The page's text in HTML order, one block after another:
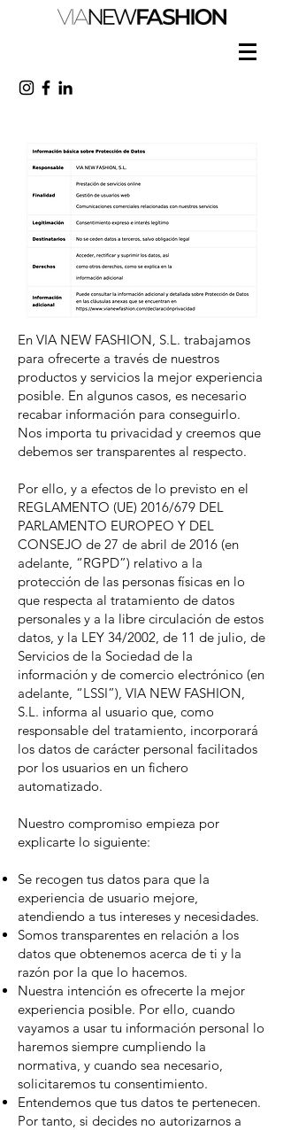
privacida
En VIA NEW FASHION, S.L. trabajamos
para ofrecerte a través de nuestros
productos y servicios la mejor experiencia
posible. En algunos casos, es necesario
recabar información para conseguirlo.
Nos importa tu privacidad y creemos que
debemos ser transparentes al respecto.
Por ello, y a efectos de lo previsto en el
REGLAMENTO (UE) 2016/679 DEL
PARLAMENTO EUROPEO Y DEL
CONSEJO de 27 de abril de 2016 (en
adelante, “RGPD”) relativo a la
protección de las personas físicas en lo
que respecta al tratamiento de datos
personales y a la libre circulación de estos
datos, y la LEY 34/2002, de 11 de julio, de
Servicios de la Sociedad de la
información y de comercio electrónico (en
adelante, “LSSI”), VIA NEW FASHION,
S.L. informa al usuario que, como
responsable del tratamiento, incorporará
los datos de carácter personal facilitados
por los usuarios en un fichero
automatizado.
Nuestro compromiso empieza por
explicarte lo siguiente:
Se recogen tus datos para que la
experiencia de usuario mejore,
atendiendo a tus intereses y necesidades.
Somos transparentes en relación a los
datos que obtenemos acerca de ti y la
razón por la que lo hacemos.
Nuestra intención es ofrecerte la mejor
experiencia posible. Por ello, cuando
vayamos a usar tu información personal lo
haremos siempre cumpliendo la
normativa, y cuando sea necesario,
solicitaremos tu consentimiento.
Entendemos que tus datos te pertenecen.
Por tanto, si decides no autorizarnos a